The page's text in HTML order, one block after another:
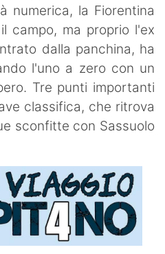
numerica, la Fiorentina
campo, ma proprio l'ex
dalla panchina, ha
l'uno a zero con un
Tre punti importanti
classifica, che ritrova
sconfitte con Sassuolo